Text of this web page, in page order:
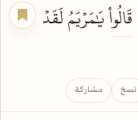
قَالُواْيَٰمَرۡيَمُ لَقَدۡ
نسخ مشاركة